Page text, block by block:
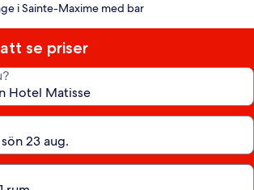
i Sainte-Maxime med bar
se priser